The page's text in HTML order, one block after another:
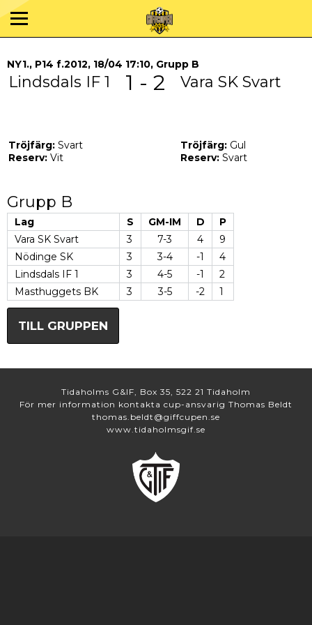
NY1., P14 f.2012, 18/04 17:10, Grupp B
Lindsdals IF 1 1 - 2 Vara SK Svart
Tröjfärg: Svart
Reserv: Vit
Tröjfärg: Gul
Reserv: Svart
Grupp B
Lag S GM-IM D
P
Vara SK Svart
3 7-3 4
9
Nödinge SK
3 3-4 -1
4
Lindsdals IF 1
3 4-5 -1
2
Masthuggets BK
3 3-5 -2 1
TILL GRUPPEN
Tidaholms G&IF, Box 35, 522 21 Tidaholm
För mer information kontakta cup-ansvarig Thomas Beldt
thomas.beldt@giffcupen.se
www.tidaholmsgif.se